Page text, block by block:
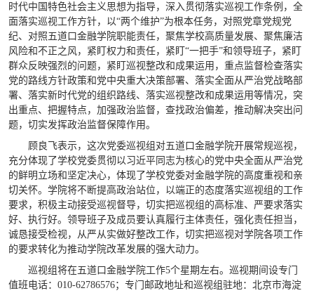
时代中国特色社会主义思想为指导，深入贯彻落实巡视工作条例，全
面落实巡视工作方针，以“两个维护”为根本任务，对照党章党规党
纪、对照五道口金融学院职能责任，聚焦学校高质量发展、聚焦廉洁
风险和不正之风，紧盯权力和责任，紧盯“一把手”和领导班子，紧盯
群众反映强烈的问题，紧盯巡视整改和成果运用，重点监督检查落实
党的路线方针政策和党中央重大决策部署、落实全面从严治党战略部
署、落实新时代党的组织路线、落实巡视整改和成果运用等情况，突
出重点、把握特点，加强政治监督，查找政治偏差，推动解决突出问
题，切实发挥政治监督保障作用。
顾良飞表示，这次党委巡视组对五道口金融学院开展常规巡视，
充分体现了学校党委贯彻以习近平同志为核心的党中央全面从严治党
的鲜明立场和坚定决心，体现了学校党委对金融学院的高度重视和亲
切关怀。学院将不断提高政治站位，以端正的态度落实巡视组的工作
要求，积极主动接受巡视督导，切实把巡视组的高标准、严要求落实
好、执行好。领导班子及成员要认真履行主体责任，强化责任担当，
诚恳接受检视，从严从实做好整改工作，切实把巡视对学院各项工作
的要求转化为推动学院改革发展的强大动力。
巡视组将在五道口金融学院工作5个星期左右。巡视期间设专门
值班电话：010-62786576；专门邮政地址和巡视组驻地：北京市海淀